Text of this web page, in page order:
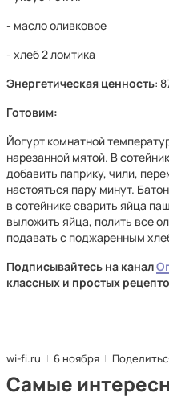
- масло оливковое
- хлеб 2 ломтика
Энергетическая ценность:
Готовим:
Йогурт комнатной
нарезанной мятой. В
добавить паприку, чили,
настояться пару минут.
в сотейнике сварить яйца
выложить яйца, полить все
подавать с поджаренным
Подписывайтесь на канал
классных и простых
wi-fi.ru 6 ноября
Самые